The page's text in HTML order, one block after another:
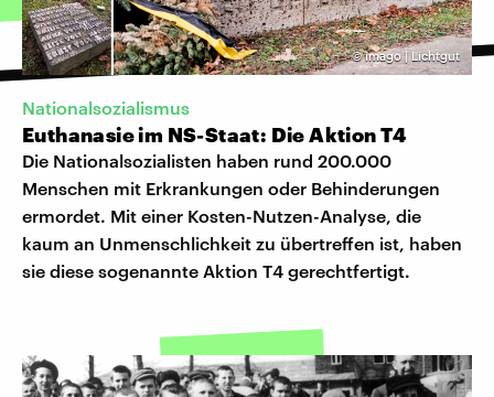
©imago | Lichtgut
Nationalsozialismus
Euthanasie im NS-Staat: Die Aktion T4
Die Nationalsozialisten haben rund 200.000
Menschen mit Erkrankungen oder Behinderungen
ermordet. Mit einer Kosten-Nutzen-Analyse, die
kaum an Unmenschlichkeit zu übertreffen ist, haben
sie diese sogenannte Aktion T4 gerechtfertigt.